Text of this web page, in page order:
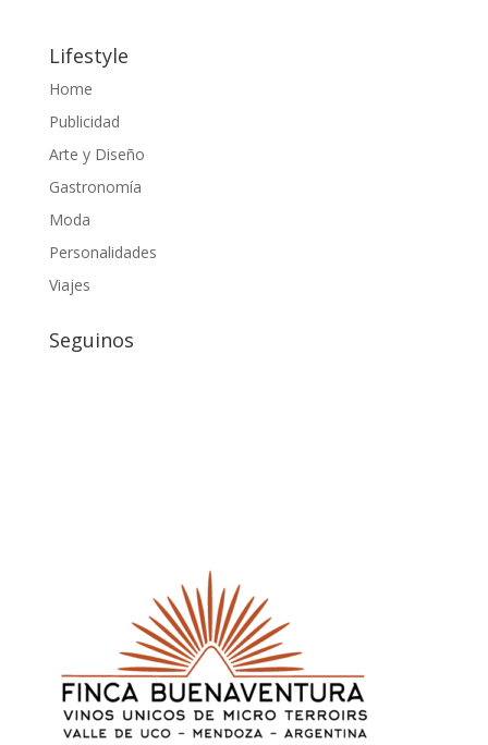
Lifestyle
Home
Publicidad
Arte y Diseño
Gastronomía
Moda
Personalidades
Viajes
Seguinos